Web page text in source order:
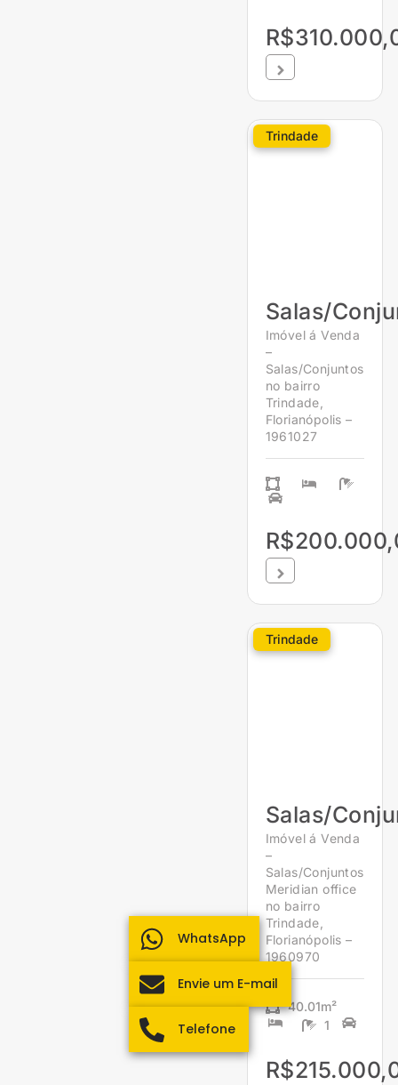
Trindade
Salas/
Imóvel á Venda
–
Salas/Conjuntos
no bairro
Trindade,
Florianópolis –
1961027
Trindade
Salas/
Imóvel á Venda
–
Salas/Conjuntos
Meridian office
no bairro
Trindade,
Florianópolis –
1960970
40.01m²
1
WhatsApp
Envie um E-mail
Telefone